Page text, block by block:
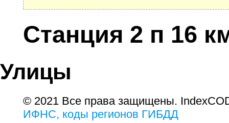
Станция 2 п 16
Улицы
© 2021 Все права защищены.
ИФНС, коды регионов ГИБДД